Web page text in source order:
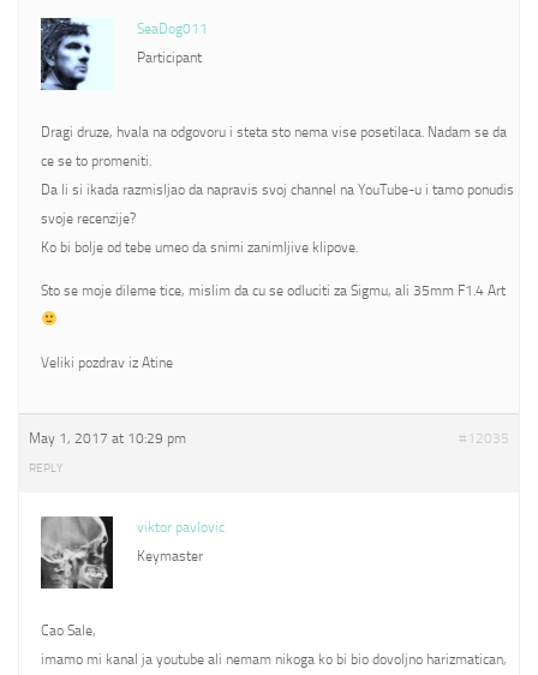
SeaDog011
Participant
Dragi druze, hvala na odgovoru i steta sto nema vise posetilaca. Nadam se da
ce se to promeniti.
Da li si ikada razmisljao da napravis svoj channel na YouTube-u i tamo ponudis
svoje recenzije?
Ko bi bolje od tebe umeo da snimi zanimljive klipove.
Sto se moje dileme tice, mislim da cu se odluciti za Sigmu, ali 35mm F1.4 Art
Veliki pozdrav iz Atine
May 1, 2017 at 10:29 pm #12035
REPLY
viktor pavlovic
Keymaster
Cao Sale,
imamo mi kanal ja youtube ali nemam nikoga ko bi bio dovoljno harizmatican,